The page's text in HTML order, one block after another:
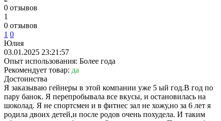
0 отзывов
1
0 отзывов
1 0
Юлия
03.01.2025 23:21:57
Опыт использования: Более года
Рекомендует товар: да
Достоинства
Я заказываю гейнеры в этой компании уже 5 ый год.В год по
пару банок. Я перепробывала все вкусы, и остановилась на
шоколад. Я не спортсмен и в фитнес зал не хожу,но за 6 лет я
родила двоих детей,и после родов очень похудела. И таким